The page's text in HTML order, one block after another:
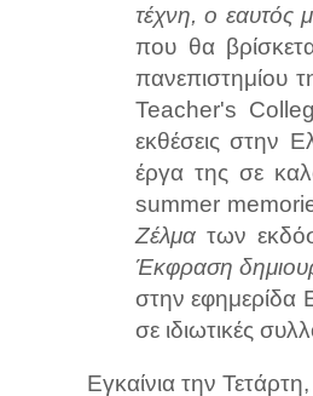
τέχνη, ο εαυτός
που θα
πανεπιστημίου
Teacher's
εκθέσεις στην
έργα της σε
summer
Ζέλμα των
Έκφραση
στην εφημερίδα
σε ιδιωτικές
Εγκαίνια την